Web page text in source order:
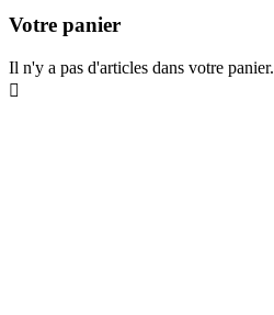
Votre panier
Il n'y a pas d'articles dans votre panier.